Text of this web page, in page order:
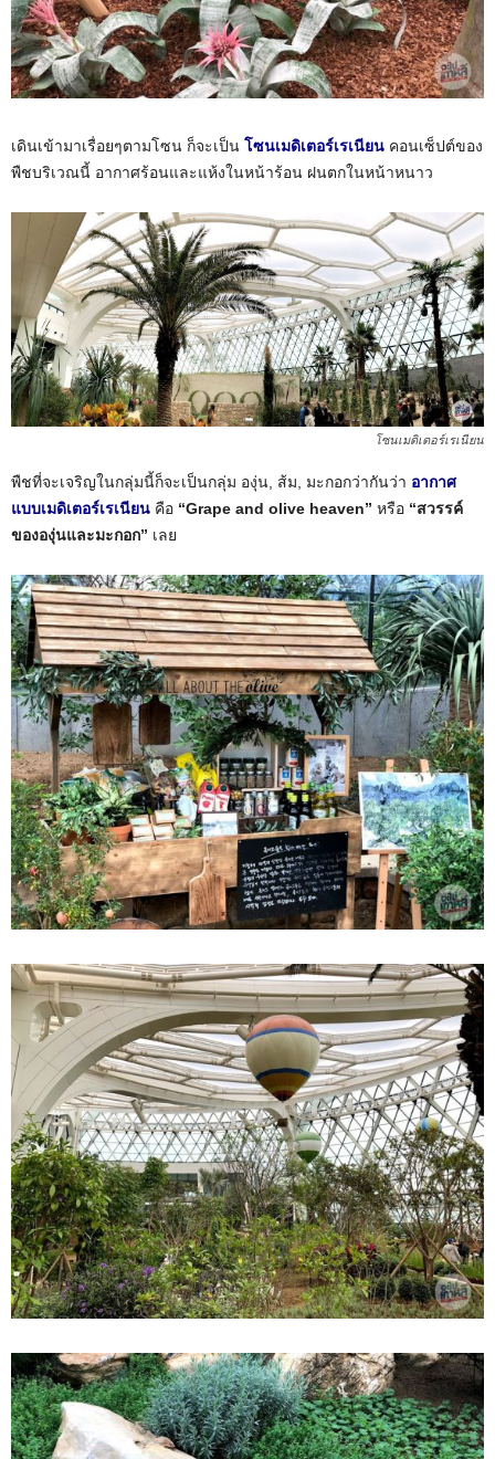
เดินเข้ามาเรื่อยๆตามโซน ก็จะเป็น โซนเมดิเตอร์เรเนียน คอนเซ็ปต์ของ
พืชบริเวณนี้ อากาศร้อนและแห้งในหน้าร้อน ฝนตกในหน้าหนาว
โซนเมดิเตอร์เรเนียน
พืชที่จะเจริญในกลุ่มนี้ก็จะเป็นกลุ่ม องุ่น, ส้ม, มะกอกว่ากันว่า อากาศ
แบบเมดิเตอร์เรเนียน คือ “Grape and olive heaven” หรือ “สวรรค์
ขององุ่นและมะกอก” เลย